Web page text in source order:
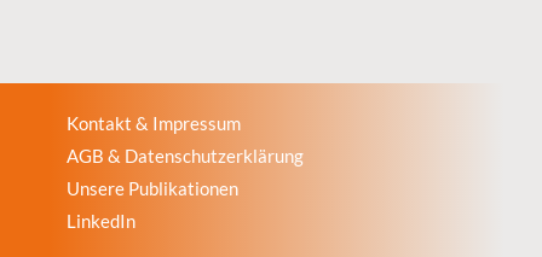
Kontakt & Impressum
AGB & Datenschutzerklärung
Unsere Publikationen
LinkedIn